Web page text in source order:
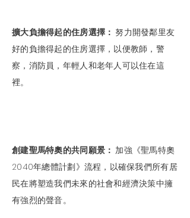
擴大負擔得起的住房選擇： 努力開發鄰里友
好的負擔得起的住房選擇，以便教師，警
察，消防員，年輕人和老年人可以住在這
裡。
創建聖馬特奧的共同願景： 加強《聖馬特奧
2040年總體計劃》流程，以確保我們所有居
民在將塑造我們未來的社會和經濟決策中擁
有強烈的聲音。